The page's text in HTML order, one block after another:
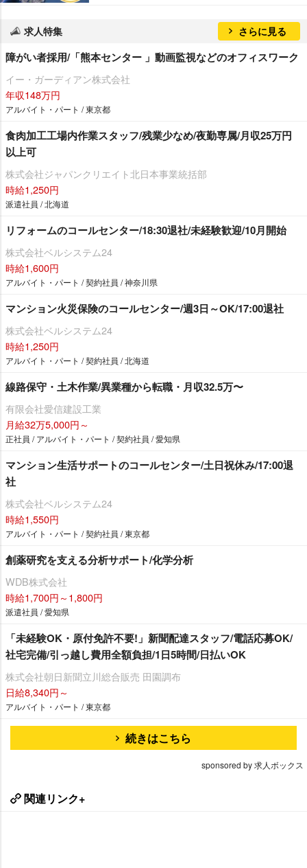
求人特集 さらに見る
障がい者採用/「熊本センター 」動画監視などのオフィスワーク
イー・ガーディアン株式会社
年収148万円
アルバイト・パート / 東京都
食肉加工工場内作業スタッフ/残業少なめ/夜勤専属/月収25万円
以上可
株式会社ジャパンクリエイト北日本事業統括部
時給1,250円
派遣社員 / 北海道
リフォームのコールセンター/18:30退社/未経験歓迎/10月開始
株式会社ベルシステム24
時給1,600円
アルバイト・パート / 契約社員 / 神奈川県
マンション火災保険のコールセンター/週3日～OK/17:00退社
株式会社ベルシステム24
時給1,250円
アルバイト・パート / 契約社員 / 北海道
線路保守・土木作業/異業種から転職・月収32.5万〜
有限会社愛信建設工業
月給32万5,000円～
正社員 / アルバイト・パート / 契約社員 / 愛知県
マンション生活サポートのコールセンター/土日祝休み/17:00退
社
株式会社ベルシステム24
時給1,550円
アルバイト・パート / 契約社員 / 東京都
創薬研究を支える分析サポート/化学分析
WDB株式会社
時給1,700円～1,800円
派遣社員 / 愛知県
「未経験OK・原付免許不要!」新聞配達スタッフ/電話応募OK/
社宅完備/引っ越し費用全額負担/1日5時間/日払いOK
株式会社朝日新聞立川総合販売 田園調布
日給8,340円～
アルバイト・パート / 東京都
続きはこちら
sponsored by 求人ボックス
関連リンク+